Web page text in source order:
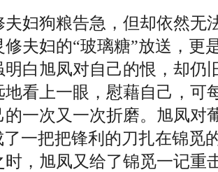
狗粮告急，但却依然无
修夫妇的“玻璃糖”放送，更
明白旭凤对自己的恨，却仍
地看上一眼，慰藉自己，可
的一次又一次折磨。旭凤对
了一把把锋利的刀扎在锦觅
时，旭凤又给了锦觅一记重